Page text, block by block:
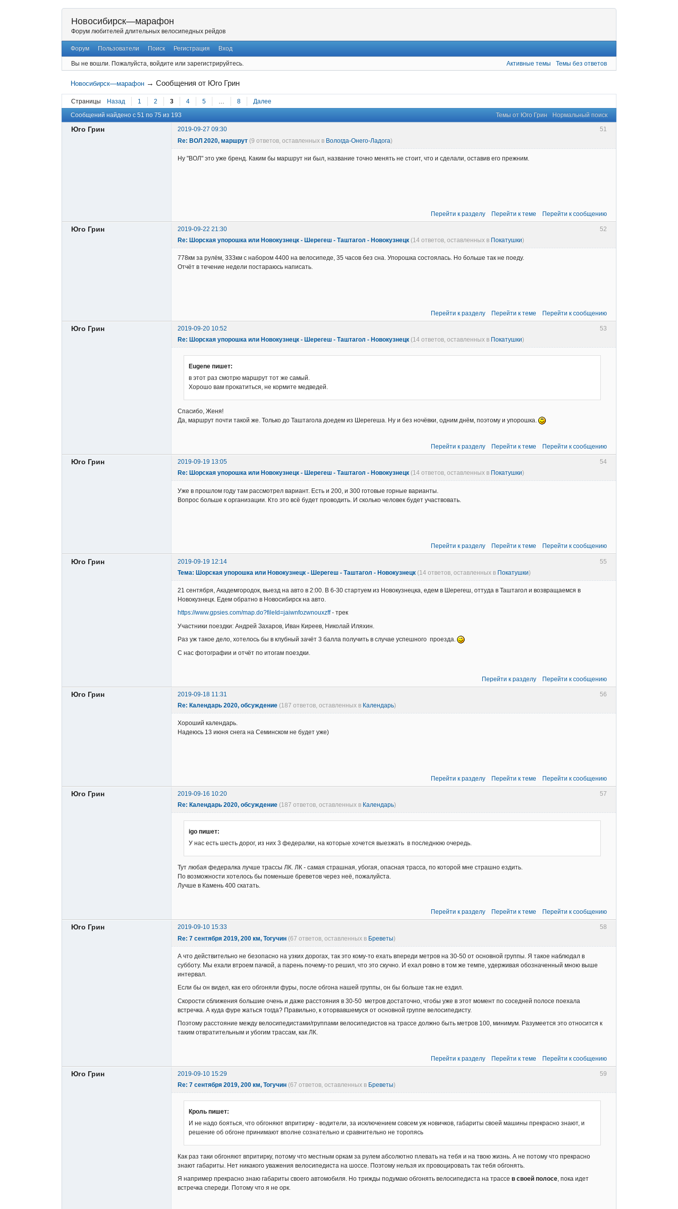
Новосибирск—марафон
Форум любителей длительных велосипедных рейдов
Форум Пользователи Поиск Регистрация Вход
Вы не вошли. Пожалуйста, войдите или зарегистрируйтесь. Активные темы Темы без ответов
Новосибирск—марафон →Сообщения от Юго Грин
Страницы Назад 1 2 3 4 5 8
Далее
Темы от Юго Грин
Нормальный поиск
Сообщений найдено с 51 по 75 из 193
51
Юго Грин
2019-09-27 09:30
Re: ВОЛ 2020, маршрут (9 ответов, оставленных в Вологда-Онего-Ладога)
Ну "ВОЛ" это уже бренд. Каким бы маршрут ни был, название точно менять не стоит, что и сделали, оставив его прежним.
Перейти к разделу Перейти к теме Перейти к сообщению
52
Юго Грин
2019-09-22 21:30
Re: Шорская упорошка или Новокузнецк - Шерегеш - Таштагол - Новокузнецк (14 ответов, оставленных в Покатушки)
778км за рулём, 333км с набором 4400 на велосипеде, 35 часов без сна. Упорошка состоялась. Но больше так не поеду.
Отчёт в течение недели постараюсь написать.
Перейти к разделу Перейти к теме Перейти к сообщению
53
Юго Грин
2019-09-20 10:52
Re: Шорская упорошка или Новокузнецк - Шерегеш - Таштагол - Новокузнецк (14 ответов, оставленных в Покатушки)
Eugene пишет:
в этот раз смотрю маршрут тот же самый.
Хорошо вам прокатиться, не кормите медведей.
Спасибо, Женя!
Да, маршрут почти такой же. Только до Таштагола доедем из Шерегеша. Ну и без ночёвки, одним днём, поэтому и упорошка.
Перейти к разделу Перейти к теме Перейти к сообщению
54
Юго Грин
2019-09-19 13:05
Re: Шорская упорошка или Новокузнецк - Шерегеш - Таштагол - Новокузнецк (14 ответов, оставленных в Покатушки)
Уже в прошлом году там рассмотрел вариант. Есть и 200, и 300 готовые горные варианты.
Вопрос больше к организации. Кто это всё будет проводить. И сколько человек будет участвовать.
Перейти к разделу Перейти к теме Перейти к сообщению
55
Юго Грин
2019-09-19 12:14
Тема: Шорская упорошка или Новокузнецк - Шерегеш - Таштагол - Новокузнецк (14 ответов, оставленных в Покатушки)
21 сентября, Академгородок, выезд на авто в 2:00. В 6-30 стартуем из Новокузнецка, едем в Шерегеш, оттуда в Таштагол и возвращаемся в
Новокузнецк. Едем обратно в Новосибирск на авто.
https://www.gpsies.com/map.do?fileId=jaiwnfozwnouxzff- трек
Участники поездки: Андрей Захаров, Иван Киреев, Николай Иляхин.
Раз уж такое дело, хотелось бы в клубный зачёт 3 балла получить в случае успешного проезда.
С нас фотографии и отчёт по итогам поездки.
Перейти к разделу Перейти к сообщению
56
Юго Грин
2019-09-18 11:31
Re: Календарь 2020, обсуждение (187 ответов, оставленных в Календарь)
Хороший календарь.
Надеюсь 13 июня снега на Семинском не будет уже)
Перейти к разделу Перейти к теме Перейти к сообщению
57
Юго Грин
2019-09-16 10:20
Re: Календарь 2020, обсуждение (187 ответов, оставленных в Календарь)
igo пишет:
У нас есть шесть дорог, из них 3 федералки, на которые хочется выезжать в последнюю очередь.
Тут любая федералка лучше трассы ЛК. ЛК - самая страшная, убогая, опасная трасса, по которой мне страшно ездить.
По возможности хотелось бы поменьше бреветов через неё, пожалуйста.
Лучше в Камень 400 скатать.
Перейти к разделу Перейти к теме Перейти к сообщению
58
Юго Грин
2019-09-10 15:33
Re: 7 сентября 2019, 200 км, Тогучин (67 ответов, оставленных в Бреветы)
А что действительно не безопасно на узких дорогах, так это кому-то ехать впереди метров на 30-50 от основной группы. Я такое наблюдал в
субботу. Мы ехали втроем пачкой, а парень почему-то решил, что это скучно. И ехал ровно в том же темпе, удерживая обозначенный мною выше
интервал.
Если бы он видел, как его обгоняли фуры, после обгона нашей группы, он бы больше так не ездил.
Скорости сближения большие очень и даже расстояния в 30-50 метров достаточно, чтобы уже в этот момент по соседней полосе поехала
встречка. А куда фуре жаться тогда? Правильно, к оторвавшемуся от основной группе велосипедисту.
Поэтому расстояние между велосипедистами/группами велосипедистов на трассе должно быть метров 100, минимум. Разумеется это относится к
таким отвратительным и убогим трассам, как ЛК.
Перейти к разделу Перейти к теме Перейти к сообщению
59
Юго Грин
2019-09-10 15:29
Re: 7 сентября 2019, 200 км, Тогучин (67 ответов, оставленных в Бреветы)
Кроль пишет:
И не надо бояться, что обгоняют впритирку - водители, за исключением совсем уж новичков, габариты своей машины прекрасно знают, и
решение об обгоне принимают вполне сознательно и сравнительно не торопясь
Как раз таки обгоняют впритирку, потому что местным оркам за рулем абсолютно плевать на тебя и на твою жизнь. А не потому что прекрасно
знают габариты. Нет никакого уважения велосипедиста на шоссе. Поэтому нельзя их провоцировать так тебя обгонять.
Я например прекрасно знаю габариты своего автомобиля. Но трижды подумаю обгонять велосипедиста на трассе в своей полосе, пока идет
встречка спереди. Потому что я не орк.